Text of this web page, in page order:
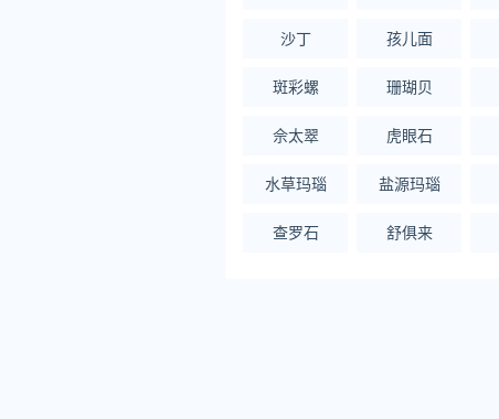
沙丁 孩儿面
斑彩螺 珊瑚贝
佘太翠 虎眼石
水草玛瑙 盐源玛瑙
查罗石 舒俱来